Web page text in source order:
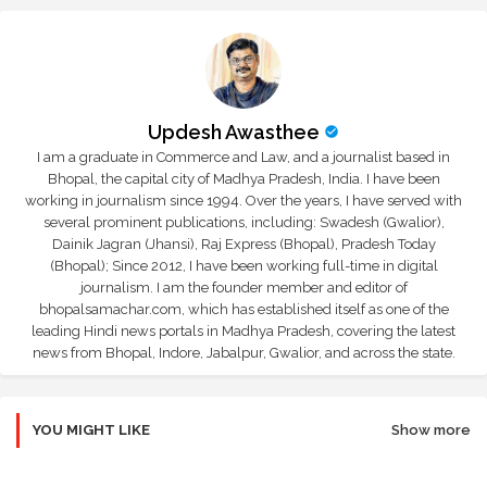
Updesh Awasthee
I am a graduate in Commerce and Law, and a journalist based in
Bhopal, the capital city of Madhya Pradesh, India. I have been
working in journalism since 1994. Over the years, I have served with
several prominent publications, including: Swadesh (Gwalior),
Dainik Jagran (Jhansi), Raj Express (Bhopal), Pradesh Today
(Bhopal); Since 2012, I have been working full-time in digital
journalism. I am the founder member and editor of
bhopalsamachar.com, which has established itself as one of the
leading Hindi news portals in Madhya Pradesh, covering the latest
news from Bhopal, Indore, Jabalpur, Gwalior, and across the state.
YOU MIGHT LIKE Show more